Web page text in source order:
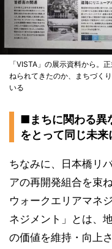
「VISTA」の展示資料から。
ねられてきたのか、まちづく
いる
■まちに関わる異
をとって同じ未来
ちなみに、日本橋リ
アの再開発組合を束
ウォークエリアマネ
ネジメント」とは、
の価値を維持・向上